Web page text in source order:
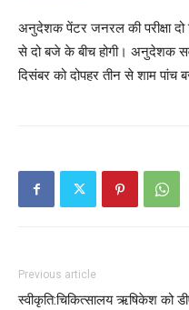
अनुदेशक पेंटर जनरल की परीक्षा
से दो बजे के बीच होगी। अनुदेशक
दिसंबर को दोपहर तीन से शाम पांच
Previous article
स्वीकृति:चिकित्सालय ऋषिकेश को